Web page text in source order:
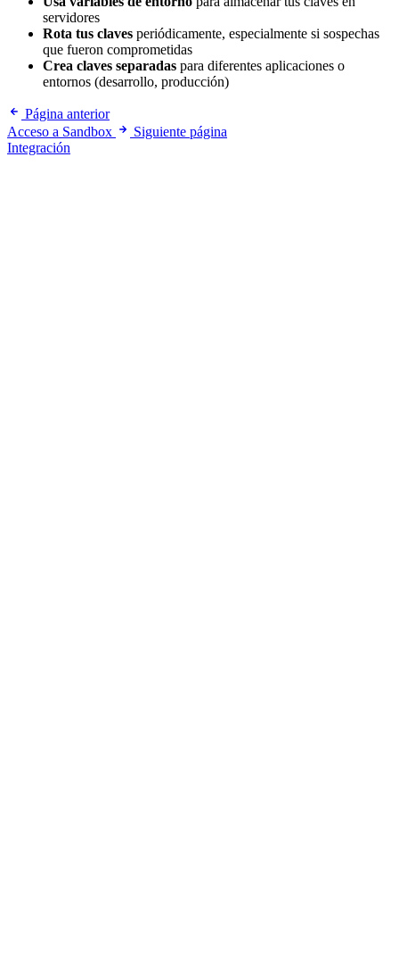
servidores
Rota tus claves periódicamente, especialmente si sospechas
que fueron comprometidas
Crea claves separadas para diferentes aplicaciones o
entornos (desarrollo, producción)
Página anterior
Acceso a Sandbox
Siguiente página
Integración